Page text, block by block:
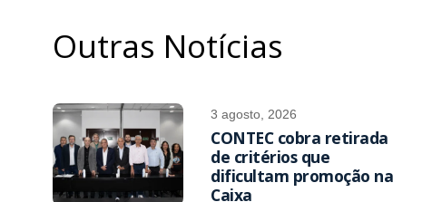
Outras Notícias
3 agosto, 2026
CONTEC cobra retirada
de critérios que
dificultam promoção na
Caixa